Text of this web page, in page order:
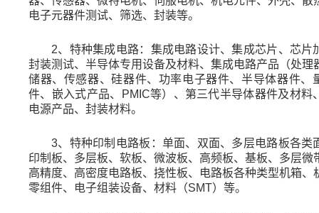
电子元器件测试、筛选、封装等。
2、特种集成电路：集成电路设计、集成芯片、芯片
封装测试、半导体专用设备及材料、集成电路产品（处理
储器、传感器、硅器件、功率电子器件、半导体器件、
件、嵌入式产品、
PMIC等）、第三代半导体器件及材料
电源产品、封装材料。
3、特种印制电路板：单面、双面、多层电路板各类
印制板、多层板、软板、微波板、高频板、基板、多层微
高精度、高密度电路板、挠性板、电路板各种类型机箱、
零组件、电子组装设备、材料（SMT）等。